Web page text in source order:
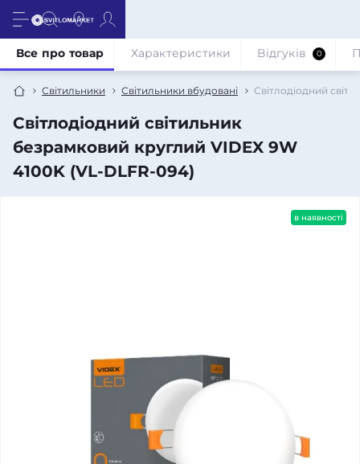
Світильники Світильники вбудовані Світлодіодний
Світлодіодний світильник
безрамковий круглий VIDEX 9W
4100K (VL-DLFR-094)
Все про товар Характеристики Відгуків 0
в наявності